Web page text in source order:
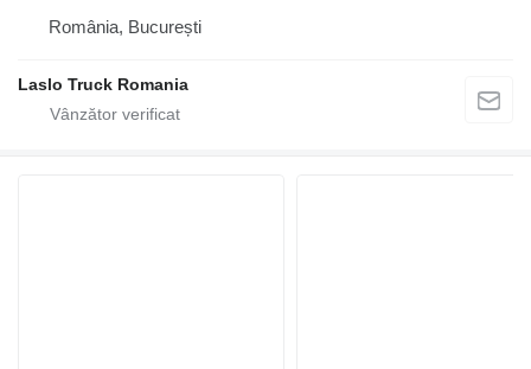
România, București
Laslo Truck Romania